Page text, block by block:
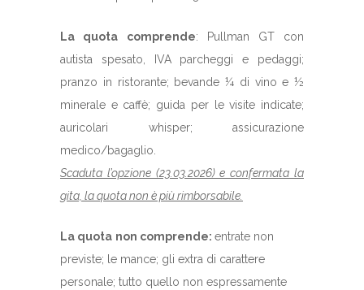
La quota comprende: Pullman GT con
autista spesato, IVA parcheggi e pedaggi;
pranzo in ristorante; bevande ¼ di vino e ½
minerale e caffè; guida per le visite indicate;
auricolari whisper; assicurazione
medico/bagaglio.
Scaduta l’opzione (23.03.2026) e confermata la
gita, la quota non è più rimborsabile.
La quota non comprende: entrate non
previste; le mance; gli extra di carattere
personale; tutto quello non espressamente